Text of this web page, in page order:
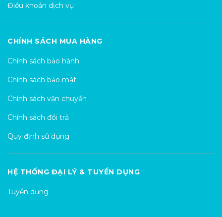
Điều khoản dịch vụ
CHÍNH SÁCH MUA HÀNG
Chính sách bảo hành
Chính sách bảo mật
Chính sách vận chuyển
Chính sách đổi trả
Quy định sử dụng
HỆ THỐNG ĐẠI LÝ & TUYỂN DỤNG
Tuyển dụng